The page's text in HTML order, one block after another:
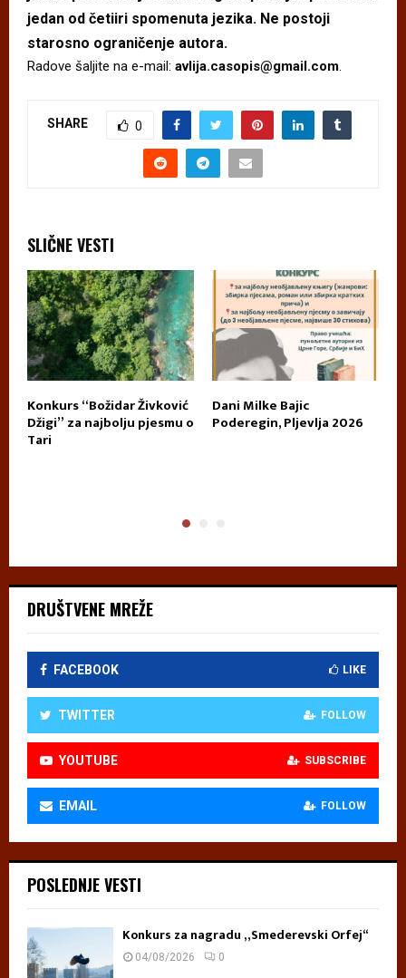
jedan od četiiri spomenuta jezika. Ne postoji
starosno ograničenje autora.
Radove šaljite na e-mail: avlija.casopis@gmail.com
SHARE 0
SLIČNE VESTI
Konkurs “Božidar Živković
Džigi” za najbolju pjesmu o
Tari
Dani Milke Bajic
Poderegin, Pljevlja 2026
DRUŠTVENE MREŽE
FACEBOOK LIKE
TWITTER FOLLOW
YOUTUBE SUBSCRIBE
EMAIL FOLLOW
POSLEDNJE VESTI
Konkurs za nagradu „Smederevski Orfej“
04/08/2026 0